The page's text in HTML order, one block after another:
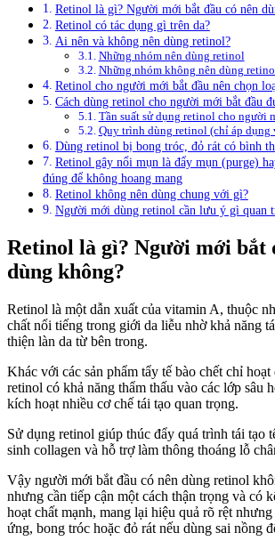
Retinol là gì? Người mới bắt đầu có nên
Retinol có tác dụng gì trên da?
Ai nên và không nên dùng retinol?
Những nhóm nên dùng retinol
Những nhóm không nên dùng
Retinol cho người mới bắt đầu nên chọn
Cách dùng retinol cho người mới bắt đầu
Tần suất sử dụng retinol cho người
Quy trình dùng retinol (chỉ áp dụng
Dùng retinol bị bong tróc, đỏ rát có bình
Retinol gây nổi mụn là đẩy mụn (purge)
đúng để không hoang mang
Retinol không nên dùng chung với gì?
Người mới dùng retinol cần lưu ý gì quan
Retinol là gì? Người mới bắt
dùng không?
Retinol là một dẫn xuất của vitamin A, thuộc
chất nổi tiếng trong giới da liễu nhờ khả năng
thiện làn da từ bên trong.
Khác với các sản phẩm tẩy tế bào chết chỉ hoạt
retinol có khả năng thẩm thấu vào các lớp sâu
kích hoạt nhiều cơ chế tái tạo quan trọng.
Sử dụng retinol giúp thúc đẩy quá trình tái tạo
sinh collagen và hỗ trợ làm thông thoáng lỗ
Vậy người mới bắt đầu có nên dùng retinol
nhưng cần tiếp cận một cách thận trọng và có
hoạt chất mạnh, mang lại hiệu quả rõ rệt
ứng, bong tróc hoặc đỏ rát nếu dùng sai nồng